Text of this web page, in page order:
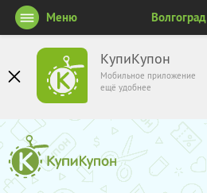
КупиКупон
Мобильное приложение
ещё удобнее
Меню Волгоград